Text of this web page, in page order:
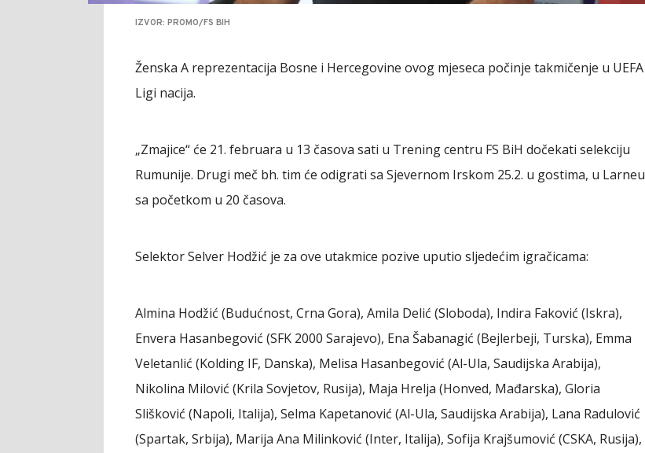
IZVOR: PROMO/FS BIH
Ženska A reprezentacija Bosne i Hercegovine ovog mjeseca počinje takmičenje u UEFA
Ligi nacija.
„Zmajice“ će 21. februara u 13 časova sati u Trening centru FS BiH dočekati selekciju
Rumunije. Drugi meč bh. tim će odigrati sa Sjevernom Irskom 25.2. u gostima, u Larneu
sa početkom u 20 časova.
Selektor Selver Hodžić je za ove utakmice pozive uputio sljedećim igračicama:
Almina Hodžić (Budućnost, Crna Gora), Amila Delić (Sloboda), Indira Faković (Iskra),
Envera Hasanbegović (SFK 2000 Sarajevo), Ena Šabanagić (Bejlerbeji, Turska), Emma
Veletanlić (Kolding IF, Danska), Melisa Hasanbegović (Al-Ula, Saudijska Arabija),
Nikolina Milović (Krila Sovjetov, Rusija), Maja Hrelja (Honved, Mađarska), Gloria
Slišković (Napoli, Italija), Selma Kapetanović (Al-Ula, Saudijska Arabija), Lana Radulović
(Spartak, Srbija), Marija Ana Milinković (Inter, Italija), Sofija Krajšumović (CSKA, Rusija),